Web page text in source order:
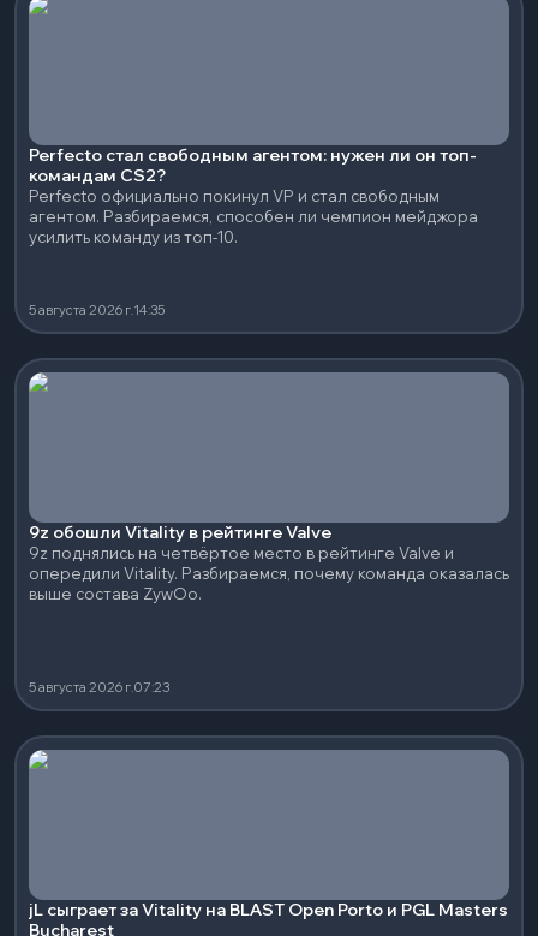
Perfecto стал свободным агентом: нужен ли он топ-
командам CS2?
Perfecto официально покинул VP и стал свободным
агентом. Разбираемся, способен ли чемпион мейджора
усилить команду из топ-10.
5 августа 2026 г.14:35
9z обошли Vitality в рейтинге Valve
9z поднялись на четвёртое место в рейтинге Valve и
опередили Vitality. Разбираемся, почему команда оказалась
выше состава ZywOo.
5 августа 2026 г.07:23
jL сыграет за Vitality на BLAST Open Porto и PGL Masters
Bucharest